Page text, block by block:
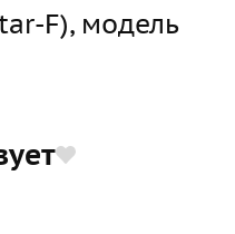
F), модель